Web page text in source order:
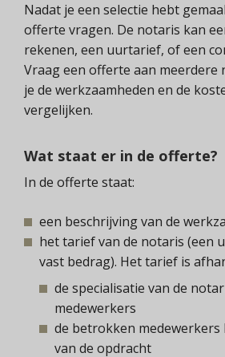
Nadat je een selectie hebt
offerte vragen. De notaris kan
rekenen, een uurtarief, of een
Vraag een offerte aan meerdere
je de werkzaamheden en de
vergelijken.
Wat staat er in de offerte?
In de offerte staat:
een beschrijving van de
het tarief van de notaris (een
vast bedrag). Het tarief is
de specialisatie van de
medewerkers
de betrokken
van de opdracht